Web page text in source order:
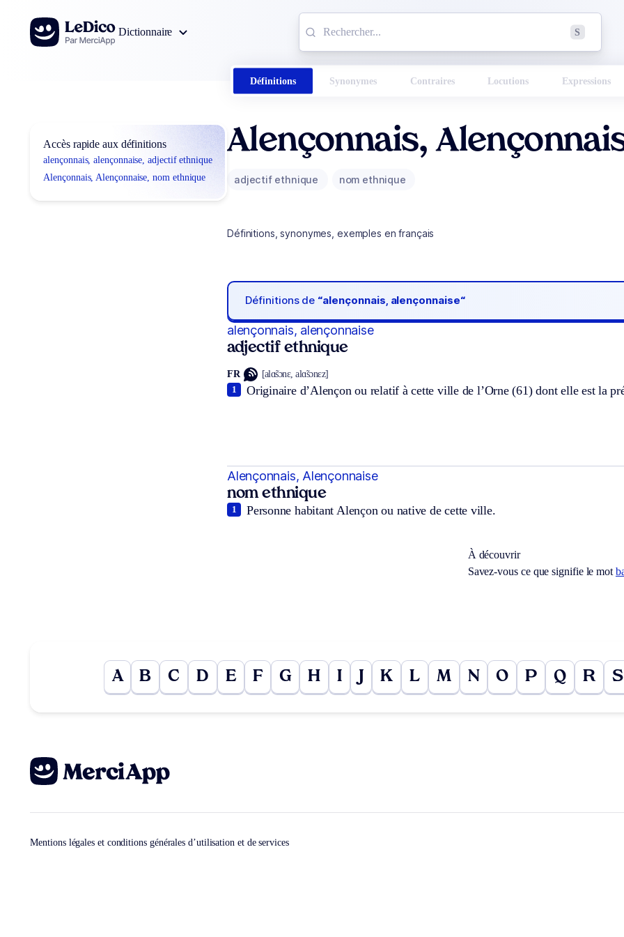
Aller au contenu
Dictionnaire
S
Définitions Synonymes Contraires Locutions Expressions
Accès rapide aux définitions
alençonnais, alençonnaise, adjectif ethnique
Alençonnais, Alençonnaise, nom ethnique
Alençonnais,
adjectif ethnique nom ethnique
Définitions, synonymes, exemples en français
Définitions de “alençonnais, alençonnaise“
alençonnais, alençonnaise
adjectif ethnique
FR [alɑ̃sɔnɛ, alɑ̃sɔnɛz]
Originaire d’Alençon ou relatif à cette ville de l’Orne (61) dont elle est la
1
Alençonnais, Alençonnaise
nom ethnique
Personne habitant Alençon ou native de cette ville.
1
À découvrir
Savez-vous ce que signifie le mot
A B C D E F G H I K L M N O P Q R S
Mentions légales et conditions générales d’utilisation et de services